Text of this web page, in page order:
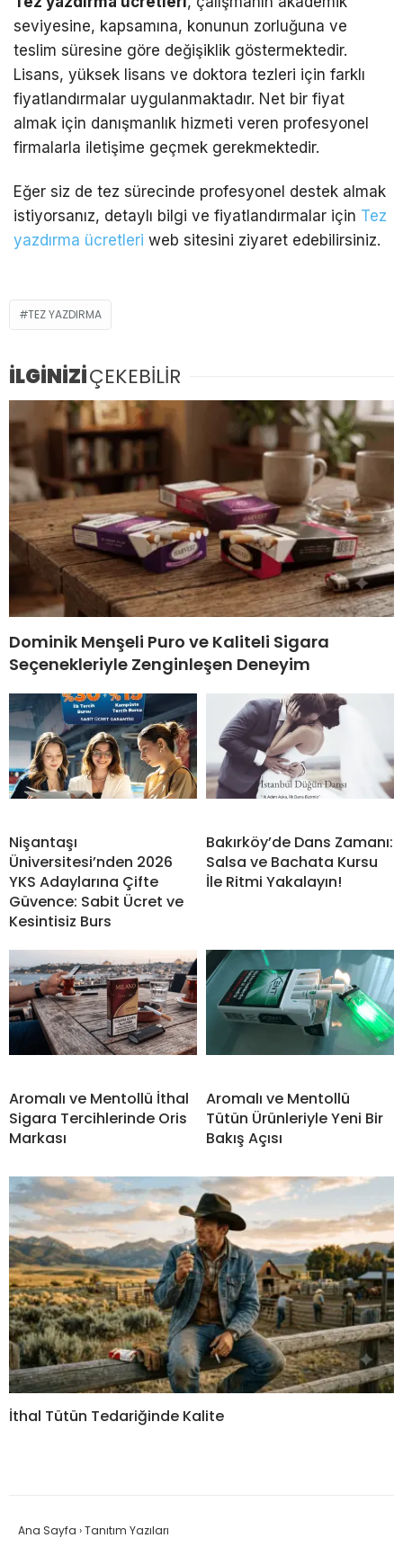
seviyesine, kapsamına, konunun zorluğuna ve
teslim süresine göre değişiklik göstermektedir.
Lisans, yüksek lisans ve doktora tezleri için farklı
fiyatlandırmalar uygulanmaktadır. Net bir fiyat
almak için danışmanlık hizmeti veren profesyonel
firmalarla iletişime geçmek gerekmektedir.
Eğer siz de tez sürecinde profesyonel destek almak
istiyorsanız, detaylı bilgi ve fiyatlandırmalar için Tez
yazdırma ücretleri web sitesini ziyaret edebilirsiniz.
TEZ YAZDIRMA
İLGİNİZİÇEKEBİLİR
Dominik Menşeli Puro ve Kaliteli Sigara
Seçenekleriyle Zenginleşen Deneyim
Nişantaşı
Üniversitesi’nden 2026
YKS Adaylarına Çifte
Güvence: Sabit Ücret ve
Kesintisiz Burs
Bakırköy’de Dans Zamanı:
Salsa ve Bachata Kursu
İle Ritmi Yakalayın!
Aromalı ve Mentollü İthal
Sigara Tercihlerinde Oris
Markası
Aromalı ve Mentollü
Tütün Ürünleriyle Yeni Bir
Bakış Açısı
İthal Tütün Tedariğinde Kalite
Ana Sayfa ›Tanıtım Yazıları